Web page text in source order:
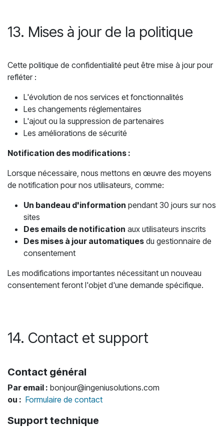
13. Mises à jour de la politique
Cette politique de confidentialité peut être mise à jour pour
refléter :
L'évolution de nos services et fonctionnalités
Les changements réglementaires
L'ajout ou la suppression de partenaires
Les améliorations de sécurité
Notification des modifications :
Lorsque nécessaire, nous mettons en œuvre des moyens
de notification pour nos utilisateurs, comme:
Un bandeau d'information pendant 30 jours sur nos
sites
Des emails de notification aux utilisateurs inscrits
Des mises à jour automatiques du gestionnaire de
consentement
Les modifications importantes nécessitant un nouveau
consentement feront l'objet d'une demande spécifique.
14. Contact et support
Contact général
Par email : bonjour@ingeniusolutions.com
ou : Formulaire de contact
Support technique